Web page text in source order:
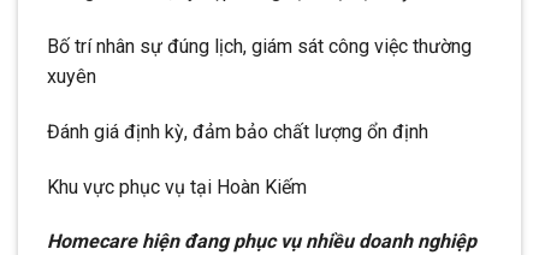
Bố trí nhân sự đúng lịch, giám sát công việc thường
xuyên
Đánh giá định kỳ, đảm bảo chất lượng ổn định
Khu vực phục vụ tại Hoàn Kiếm
Homecare hiện đang phục vụ nhiều doanh nghiệp